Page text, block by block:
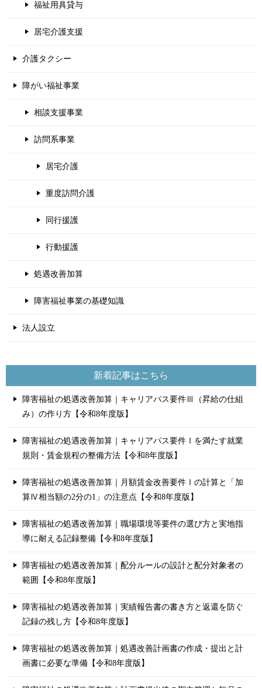
福祉用具貸与
居宅介護支援
介護タクシー
障がい福祉事業
相談支援事業
訪問系事業
居宅介護
重度訪問介護
同行援護
行動援護
処遇改善加算
障害福祉事業の基礎知識
法人設立
新着記事はこちら
障害福祉の処遇改善加算｜キャリアパス要件Ⅲ（昇給の仕組
み）の作り方【令和8年度版】
障害福祉の処遇改善加算｜キャリアパス要件Ⅰを満たす就業
規則・賃金規程の整備方法【令和8年度版】
障害福祉の処遇改善加算｜月額賃金改善要件Ⅰの計算と「加
算Ⅳ相当額の2分の1」の注意点【令和8年度版】
障害福祉の処遇改善加算｜職場環境等要件の選び方と実地指
導に耐える記録整備【令和8年度版】
障害福祉の処遇改善加算｜配分ルールの設計と配分対象者の
範囲【令和8年度版】
障害福祉の処遇改善加算｜実績報告書の書き方と返還を防ぐ
記録の残し方【令和8年度版】
障害福祉の処遇改善加算｜処遇改善計画書の作成・提出と計
画書に必要な準備【令和8年度版】